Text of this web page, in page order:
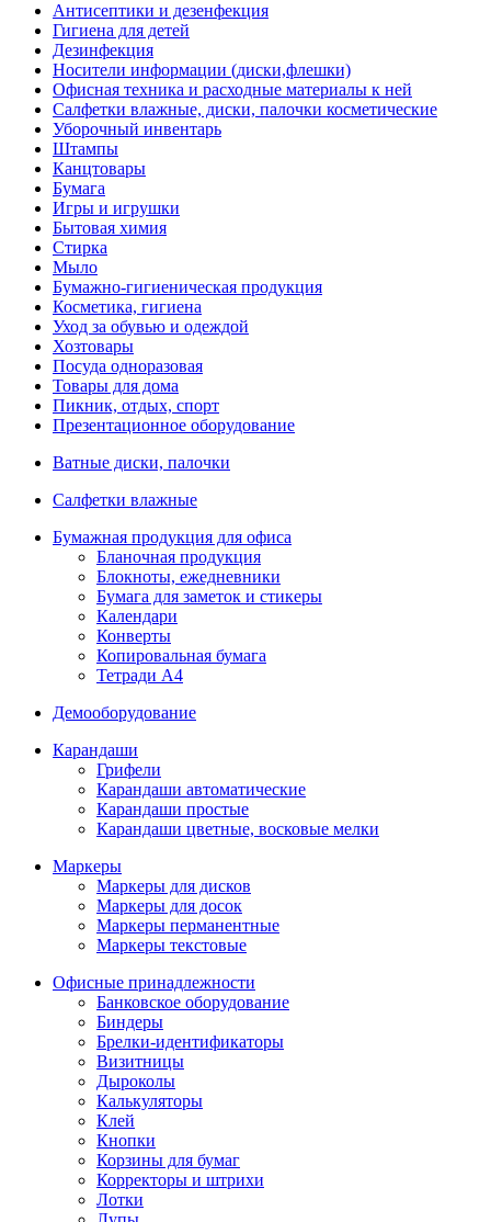
Антисептики и дезенфекция
Гигиена для детей
Дезинфекция
Носители информации (диски,флешки)
Офисная техника и расходные материалы к ней
Салфетки влажные, диски, палочки косметические
Уборочный инвентарь
Штампы
Канцтовары
Бумага
Игры и игрушки
Бытовая химия
Стирка
Мыло
Бумажно-гигиеническая продукция
Косметика, гигиена
Уход за обувью и одеждой
Хозтовары
Посуда одноразовая
Товары для дома
Пикник, отдых, спорт
Презентационное оборудование
Ватные диски, палочки
Салфетки влажные
Бумажная продукция для офиса
Бланочная продукция
Блокноты, ежедневники
Бумага для заметок и стикеры
Календари
Конверты
Копировальная бумага
Тетради А4
Демооборудование
Карандаши
Грифели
Карандаши автоматические
Карандаши простые
Карандаши цветные, восковые мелки
Маркеры
Маркеры для дисков
Маркеры для досок
Маркеры перманентные
Маркеры текстовые
Офисные принадлежности
Банковское оборудование
Биндеры
Брелки-идентификаторы
Визитницы
Дыроколы
Калькуляторы
Клей
Кнопки
Корзины для бумаг
Корректоры и штрихи
Лотки